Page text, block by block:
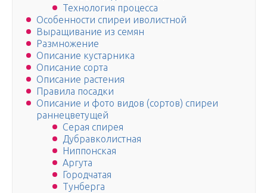
Технология процесса
Особенности спиреи иволистной
Выращивание из семян
Размножение
Описание кустарника
Описание сорта
Описание растения
Правила посадки
Описание и фото видов (сортов) спиреи
раннецветущей
Серая спирея
Дубравколистная
Ниппонская
Аргута
Городчатая
Тунберга